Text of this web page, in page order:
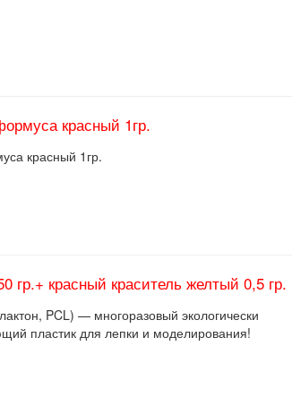
красный 1гр.
красный 1гр.
гр.+ красный краситель желтый 0,5 гр.
PCL) — многоразовый экологически
пластик для лепки и моделирования!